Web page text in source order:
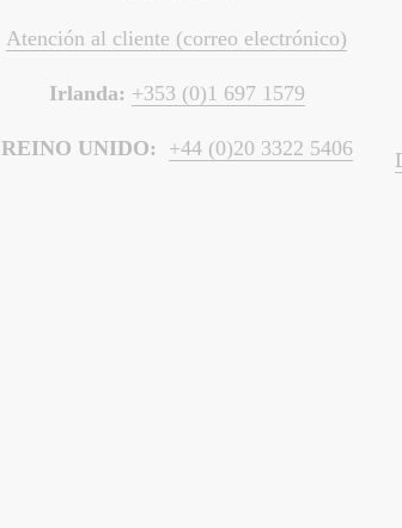
Atención al cliente (correo electrónico)
Irlanda: +353 (0)1 697 1579
REINO UNIDO: +44 (0)20 3322 5406